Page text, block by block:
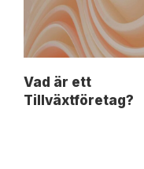
Vad är ett
Tillväxtföretag?